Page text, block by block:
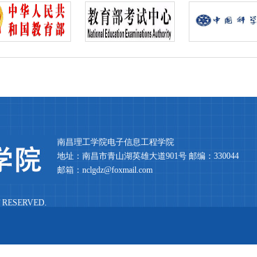
南昌理工学院电子信息工程学院
地址：南昌市青山湖英雄大道901号 邮编：330044
邮箱：nclgdz@foxmail.com